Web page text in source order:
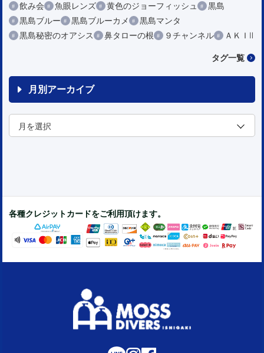
飲み会
魚眼レンズ 黄色のジョーフィッシュ
黒島
黒島ブルー
黒島ブルーカメ
黒島マンタ
黒島秘密のオアシス
鼻タローの根 ９チャンネル ＡＫＩⅡ
タグ一覧
月別アーカイブ
各種クレジットカードをご利用頂けます。